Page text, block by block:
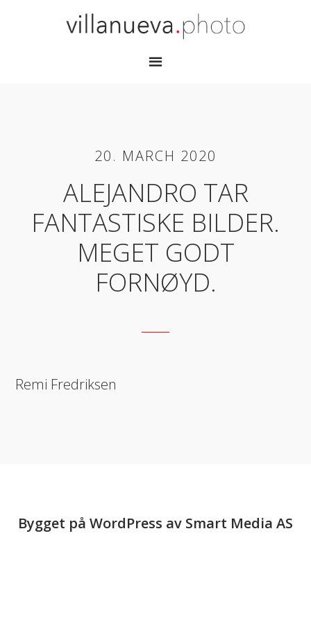
20. MARCH 2020
ALEJANDRO TAR
FANTASTISKE BILDER.
MEGET GODT
FORNØYD.
Remi Fredriksen
Bygget på WordPress av Smart Media AS